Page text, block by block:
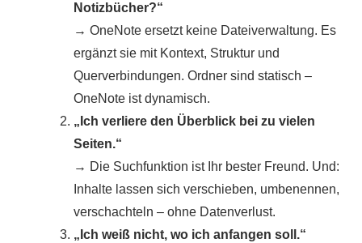
Notizbücher?“
→ OneNote ersetzt keine Dateiverwaltung. Es
ergänzt sie mit Kontext, Struktur und
Querverbindungen. Ordner sind statisch –
OneNote ist dynamisch.
„Ich verliere den Überblick bei zu vielen
Seiten.“
→ Die Suchfunktion ist Ihr bester Freund. Und:
Inhalte lassen sich verschieben, umbenennen,
verschachteln – ohne Datenverlust.
„Ich weiß nicht, wo ich anfangen soll.“